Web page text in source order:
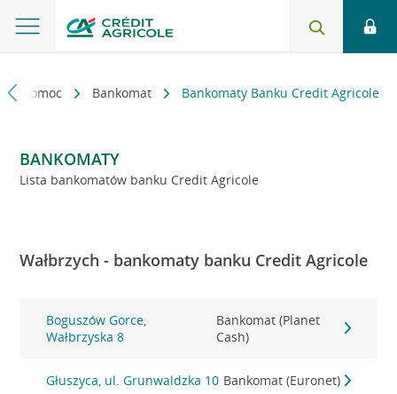
i pomoc Bankomat Bankomaty Banku Credit Agricole
BANKOMATY
Lista bankomatów banku Credit Agricole
Wałbrzych - bankomaty banku Credit Agricole
Boguszów Gorce,
Wałbrzyska 8
Bankomat (Planet
Cash)
Głuszyca, ul. Grunwaldzka 10 Bankomat (Euronet)